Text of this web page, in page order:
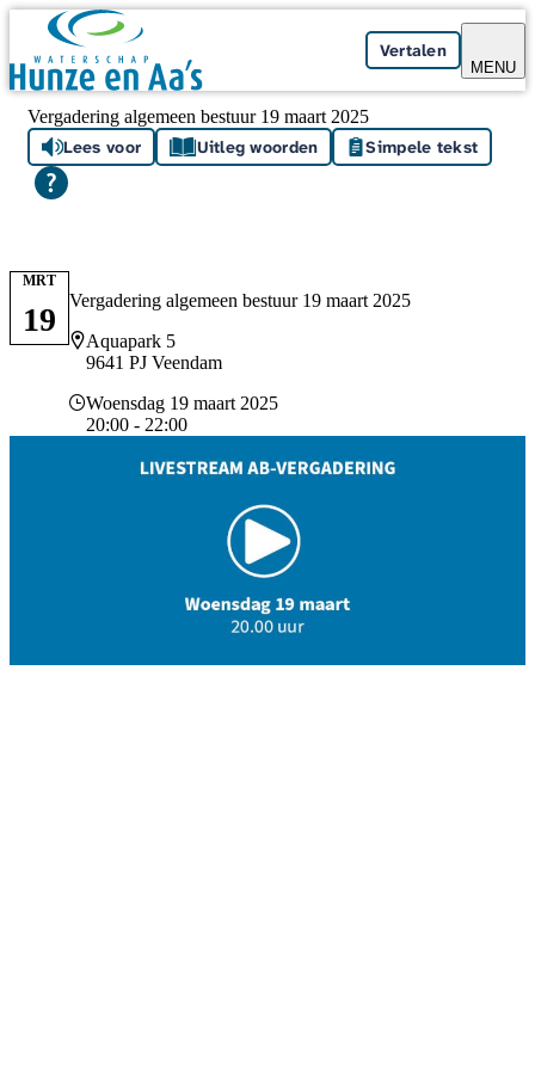
Skip navigation
Vertalen
MENU
Vergadering algemeen bestuur 19 maart 2025
Lees voor Uitleg woorden Simpele tekst
Vergadering algemeen bestuur 19 maart 2025
Locatie
Aquapark 5
9641 PJ Veendam
Datum en tijd
Woensdag 19 maart 2025
20:00 - 22:00
MRT
19